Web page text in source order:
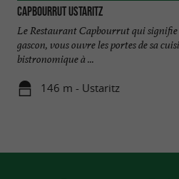
Capbourrut Ustaritz
Le Restaurant Capbourrut qui signifie
gascon, vous ouvre les portes de sa
bistronomique à ...
146 m - Ustaritz